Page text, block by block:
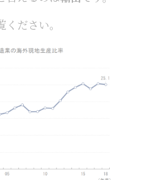
ださい。